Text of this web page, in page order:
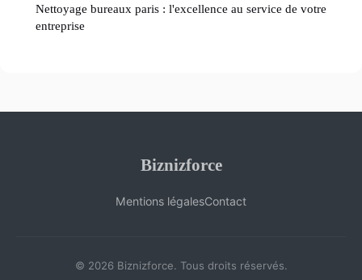
Nettoyage bureaux paris : l'excellence au service de votre
entreprise
Biznizforce
Mentions légalesContact
© 2026 Biznizforce. Tous droits réservés.